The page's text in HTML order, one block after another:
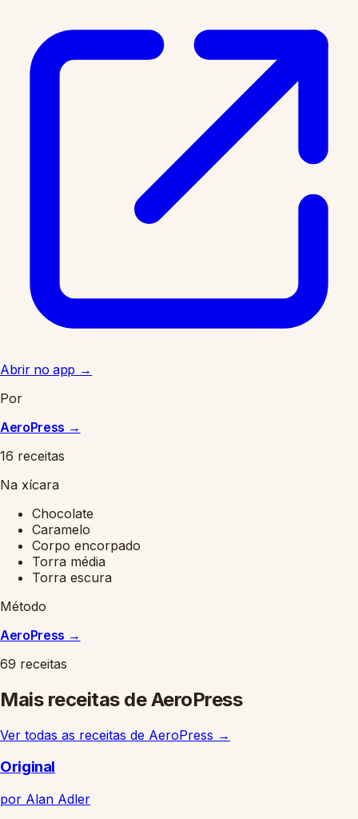
Abrir no app →
Por
AeroPress →
16 receitas
Na xícara
Chocolate
Caramelo
Corpo encorpado
Torra média
Torra escura
Método
AeroPress →
69 receitas
Mais receitas de AeroPress
Ver todas as receitas de AeroPress →
Original
por Alan Adler